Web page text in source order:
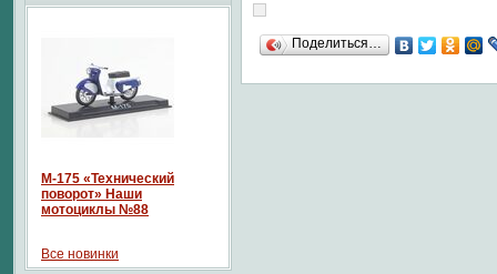
Поделиться…
М-175 «Технический
поворот» Наши
мотоциклы №88
Все новинки